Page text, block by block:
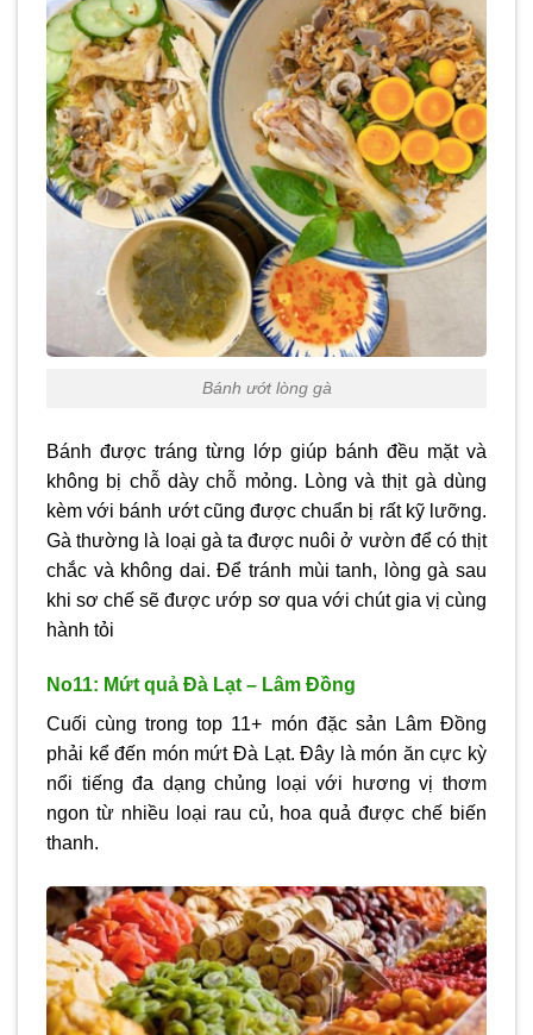
Bánh ướt lòng gà
Bánh được tráng từng lớp giúp bánh đều mặt và
không bị chỗ dày chỗ mỏng. Lòng và thịt gà dùng
kèm với bánh ướt cũng được chuẩn bị rất kỹ lưỡng.
Gà thường là loại gà ta được nuôi ở vườn để có thịt
chắc và không dai. Để tránh mùi tanh, lòng gà sau
khi sơ chế sẽ được ướp sơ qua với chút gia vị cùng
hành tỏi
No11: Mứt quả Đà Lạt – Lâm Đồng
Cuối cùng trong top 11+ món đặc sản Lâm Đồng
phải kể đến món mứt Đà Lạt. Đây là món ăn cực kỳ
nổi tiếng đa dạng chủng loại với hương vị thơm
ngon từ nhiều loại rau củ, hoa quả được chế biến
thanh.